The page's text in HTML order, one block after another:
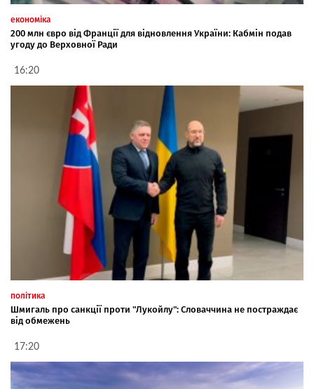
економіка
200 млн євро від Франції для відновлення України: Кабмін подав
угоду до Верховної Ради
16:20
політика
Шмигаль про санкції проти "Лукойлу": Словаччина не постраждає
від обмежень
17:20